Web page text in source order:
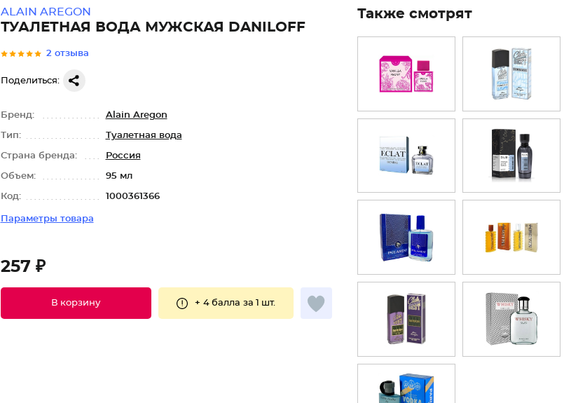
ALAIN AREGON
ТУАЛЕТНАЯ ВОДА МУЖСКАЯ DANILOFF
2 отзыва
Поделиться:
Бренд: Alain Aregon
Тип: Туалетная вода
Страна бренда: Россия
Объем: 95 мл
Код: 1000361366
Параметры товара
257 ₽
В корзину + 4 балла за 1 шт.
Также смотрят